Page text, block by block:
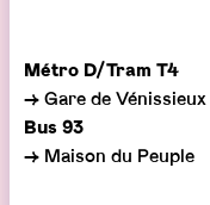
Métro D/Tram T4
→ Gare de Vénissieux
Bus 93
→ Maison du Peuple